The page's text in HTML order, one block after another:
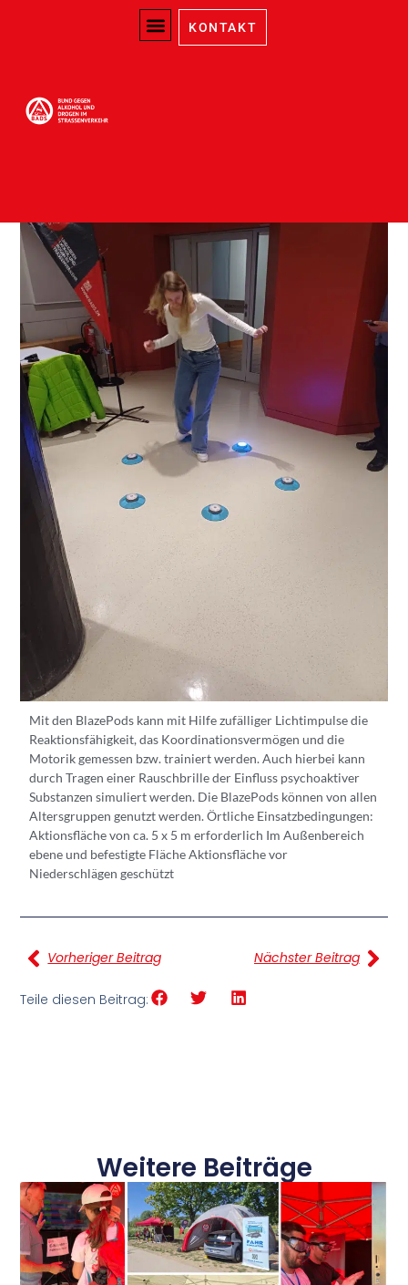
KONTAKT
Mit den BlazePods kann mit Hilfe zufälliger Lichtimpulse die
Reaktionsfähigkeit, das Koordinationsvermögen und die
Motorik gemessen bzw. trainiert werden. Auch hierbei kann
durch Tragen einer Rauschbrille der Einfluss psychoaktiver
Substanzen simuliert werden. Die BlazePods können von allen
Altersgruppen genutzt werden. Örtliche Einsatzbedingungen:
Aktionsfläche von ca. 5 x 5 m erforderlich Im Außenbereich
ebene und befestigte Fläche Aktionsfläche vor
Niederschlägen geschützt
Vorheriger Beitrag Nächster Beitrag
Teile diesen Beitrag:
Weitere Beiträge